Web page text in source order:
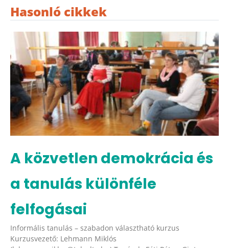
Hasonló cikkek
A közvetlen demokrácia és
a tanulás különféle
felfogásai
Informális tanulás – szabadon választható kurzus
Kurzusvezető: Lehmann Miklós